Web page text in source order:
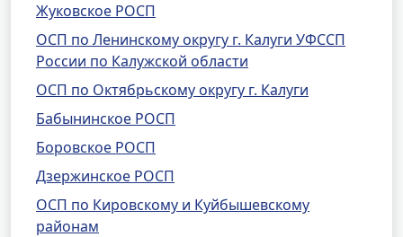
Жуковское РОСП
ОСП по Ленинскому округу г. Калуги УФССП
России по Калужской области
ОСП по Октябрьскому округу г. Калуги
Бабынинское РОСП
Боровское РОСП
Дзержинское РОСП
ОСП по Кировскому и Куйбышевскому
районам